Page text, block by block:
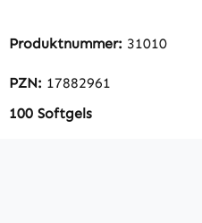
Produktnummer: 31010
PZN: 17882961
100 Softgels